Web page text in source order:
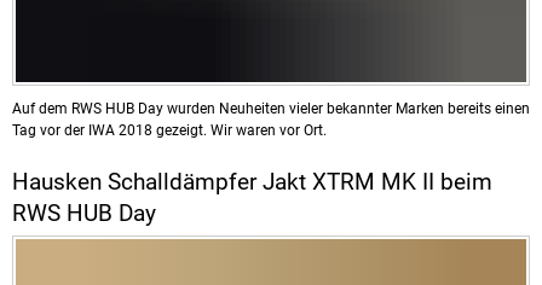
Auf dem RWS HUB Day wurden Neuheiten vieler bekannter Marken bereits einen
Tag vor der IWA 2018 gezeigt. Wir waren vor Ort.
Hausken Schalldämpfer Jakt XTRM MK II beim
RWS HUB Day